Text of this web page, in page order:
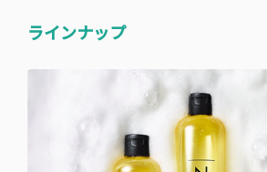
ラインナップ